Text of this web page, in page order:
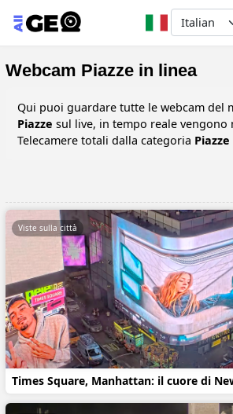
Salta al
Select
Webcam Piazze in linea
Qui puoi guardare tutte le webcam del
Piazze sul live, in tempo reale vengono
Telecamere totali dalla categoria Piazze
Times Square, Manhattan: il cuore di
Viste sulla città